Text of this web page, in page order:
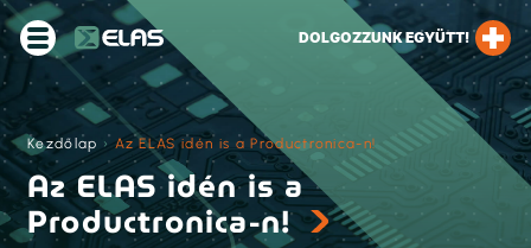
DOLGOZZUNK EGYÜTT!
Kezdőlap › Az ELAS idén is a Productronica-n!
Az ELAS idén is a
Productronica-n!